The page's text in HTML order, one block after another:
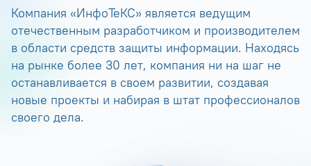
Компания «ИнфоТеКС» является ведущим
отечественным разработчиком и производителем
в области средств защиты информации. Находясь
на рынке более 30 лет, компания ни на шаг не
останавливается в своем развитии, создавая
новые проекты и набирая в штат профессионалов
своего дела.